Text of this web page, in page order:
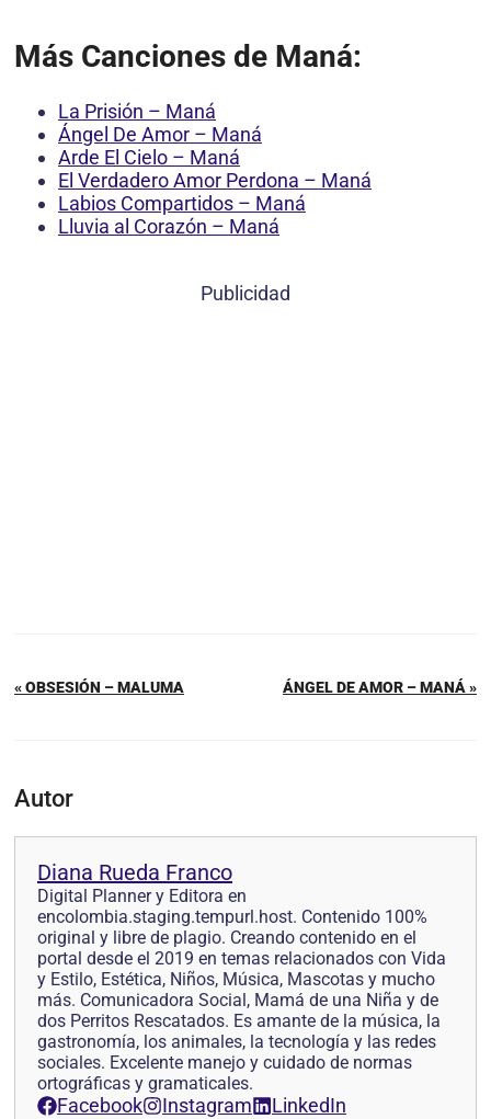
Más Canciones de Maná:
La Prisión – Maná
Ángel De Amor – Maná
Arde El Cielo – Maná
El Verdadero Amor Perdona – Maná
Labios Compartidos – Maná
Lluvia al Corazón – Maná
Publicidad
« OBSESIÓN – MALUMA ÁNGEL DE AMOR – MANÁ »
Autor
Diana Rueda Franco
Digital Planner y Editora en
encolombia.staging.tempurl.host. Contenido 100%
original y libre de plagio. Creando contenido en el
portal desde el 2019 en temas relacionados con Vida
y Estilo, Estética, Niños, Música, Mascotas y mucho
más. Comunicadora Social, Mamá de una Niña y de
dos Perritos Rescatados. Es amante de la música, la
gastronomía, los animales, la tecnología y las redes
sociales. Excelente manejo y cuidado de normas
ortográficas y gramaticales.
Facebook Instagram LinkedIn